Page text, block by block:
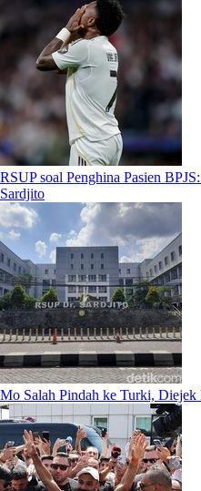
RSUP soal Penghina Pasien
Sardjito
Mo Salah Pindah ke Turki,